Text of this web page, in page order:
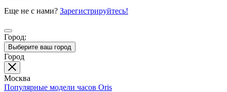
Еще не с нами? Зарегистрируйтесь!
Город:
Выберите ваш город
Город
Москва
Популярные модели часов Oris